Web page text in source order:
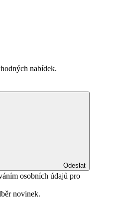
nabídek.
Odeslat
osobních údajů pro
novinek.